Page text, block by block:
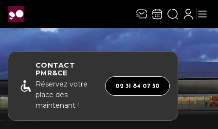
CONTACT
PMR&CE
Réservez votre
place dès
maintenant !
02 31 84 07 50